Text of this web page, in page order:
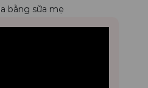
bằng sữa mẹ